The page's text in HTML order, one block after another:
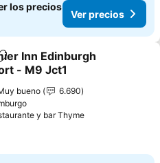
los precios
Ver precios
a favoritos
Inn Edinburgh
- M9 Jct1
bueno
6.690
y bar ThymeVer precios